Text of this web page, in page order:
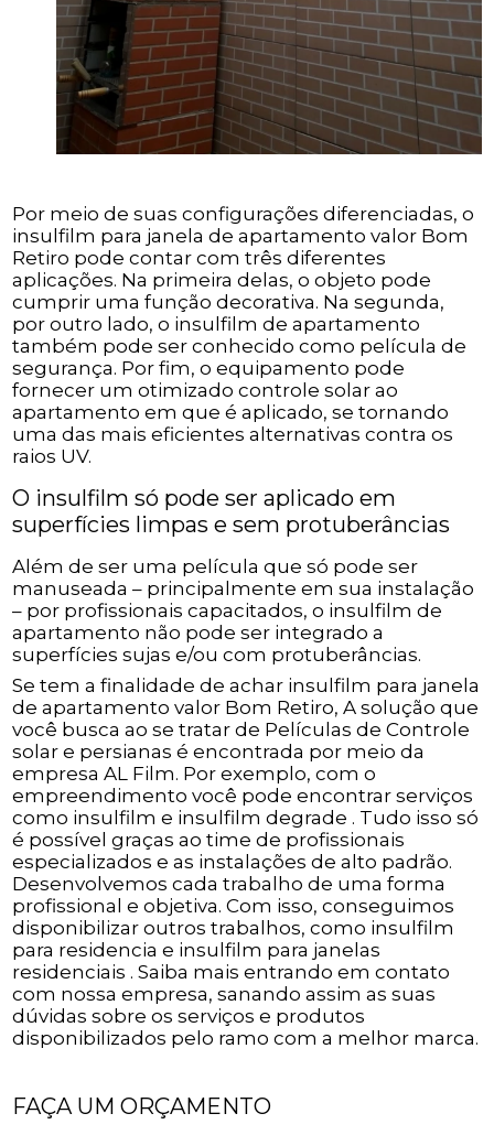
Por meio de suas configurações diferenciadas, o
insulfilm para janela de apartamento valor Bom
Retiro pode contar com três diferentes
aplicações. Na primeira delas, o objeto pode
cumprir uma função decorativa. Na segunda,
por outro lado, o insulfilm de apartamento
também pode ser conhecido como película de
segurança. Por fim, o equipamento pode
fornecer um otimizado controle solar ao
apartamento em que é aplicado, se tornando
uma das mais eficientes alternativas contra os
raios UV.
O insulfilm só pode ser aplicado em
superfícies limpas e sem protuberâncias
Além de ser uma película que só pode ser
manuseada – principalmente em sua instalação
– por profissionais capacitados, o insulfilm de
apartamento não pode ser integrado a
superfícies sujas e/ou com protuberâncias.
Se tem a finalidade de achar insulfilm para janela
de apartamento valor Bom Retiro, A solução que
você busca ao se tratar de Películas de Controle
solar e persianas é encontrada por meio da
empresa AL Film. Por exemplo, com o
empreendimento você pode encontrar serviços
como insulfilm e insulfilm degrade . Tudo isso só
é possível graças ao time de profissionais
especializados e as instalações de alto padrão.
Desenvolvemos cada trabalho de uma forma
profissional e objetiva. Com isso, conseguimos
disponibilizar outros trabalhos, como insulfilm
para residencia e insulfilm para janelas
residenciais . Saiba mais entrando em contato
com nossa empresa, sanando assim as suas
dúvidas sobre os serviços e produtos
disponibilizados pelo ramo com a melhor marca.
FAÇA UM ORÇAMENTO